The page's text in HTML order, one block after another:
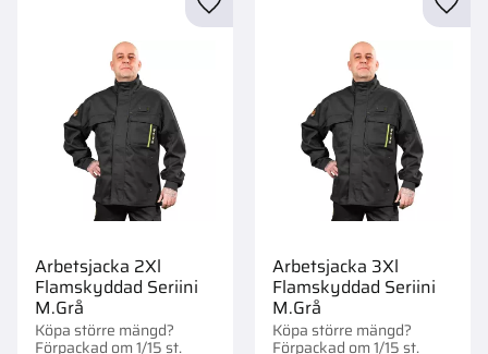
Arbetsjacka 2Xl
Flamskyddad Seriini
M.Grå
Köpa större mängd?
Förpackad om 1/15 st.
Lägg till i favoriter
Arbetsjacka 3Xl
Flamskyddad Seriini
M.Grå
Köpa större mängd?
Förpackad om 1/15 st.